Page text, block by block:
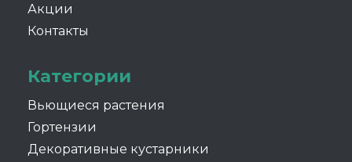
Акции
Контакты
Категории
Вьющиеся растения
Гортензии
Декоративные кустарники